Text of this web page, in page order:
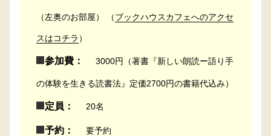
（左奥のお部屋） （ブックハウスカフェへのアクセ
スはコチラ ）
参加費： 3000円（著書『新しい朗読ー語り手
の体験を生きる読書法』定価2700円の書籍代込み）
定員： 20名
予約： 要予約